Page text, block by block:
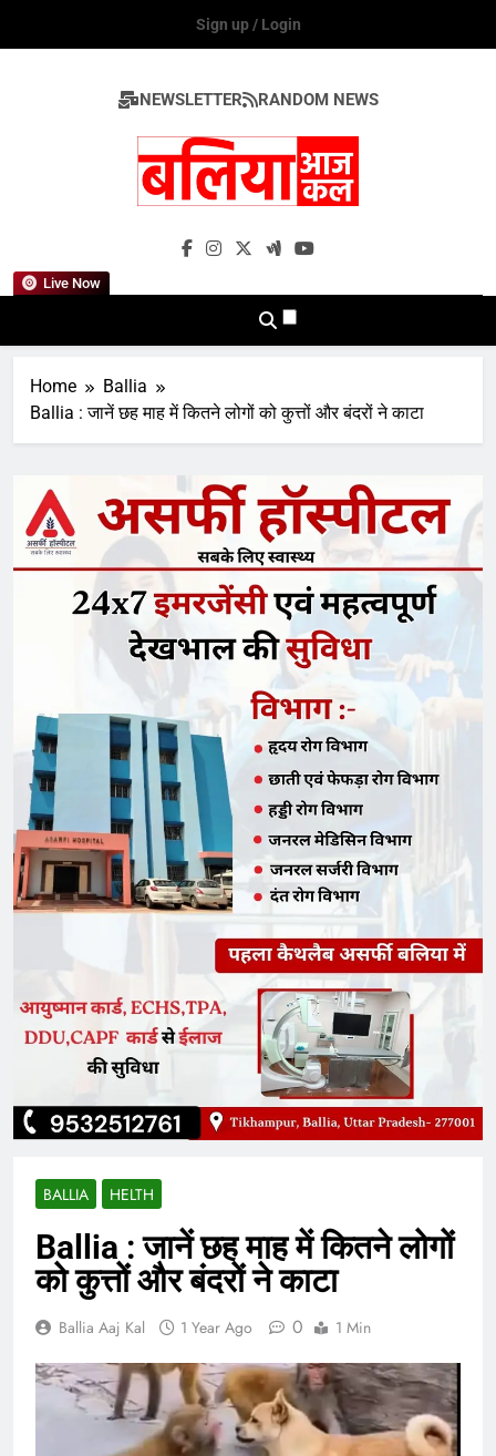
Sign up / Login
NEWSLETTER RANDOM NEWS
Live Now
Ballia Aaj Kal
Home
Ballia
Ballia : जानें छह माह में कितने लोगों को कुत्तों और बंदरों ने काटा
BALLIA HELTH
Ballia : जानें छह माह में कितने लोगों
को कुत्तों और बंदरों ने काटा
Ballia Aaj Kal 1 Year Ago 0 1 Min